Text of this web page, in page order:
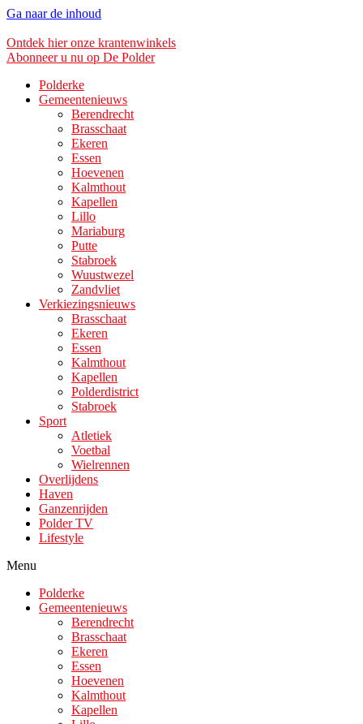
Ga naar de inhoud
Ontdek hier onze krantenwinkels
Abonneer u nu op De Polder
Polderke
Gemeentenieuws
Berendrecht
Brasschaat
Ekeren
Essen
Hoevenen
Kalmthout
Kapellen
Lillo
Mariaburg
Putte
Stabroek
Wuustwezel
Zandvliet
Verkiezingsnieuws
Brasschaat
Ekeren
Essen
Kalmthout
Kapellen
Polderdistrict
Stabroek
Sport
Atletiek
Voetbal
Wielrennen
Overlijdens
Haven
Ganzenrijden
Polder TV
Lifestyle
Menu
Polderke
Gemeentenieuws
Berendrecht
Brasschaat
Ekeren
Essen
Hoevenen
Kalmthout
Kapellen